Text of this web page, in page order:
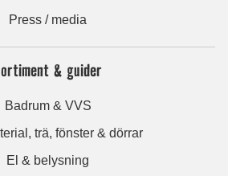
Press / media
& guider
Badrum & VVS
trä, fönster & dörrar
El & belysning